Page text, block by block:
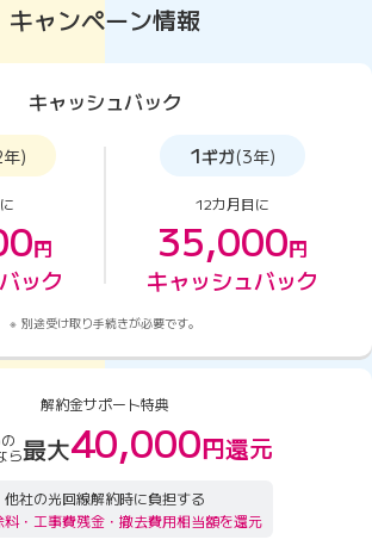
キャンペーン情報
キャッシュバック
)
円
ック
1ギガ(3年)
12カ月目に
35,000円
キャッシュバック
別途受け取り手続きが必要です。
解約金サポート特典
ら最大40,000円還元
他社の光回線解約時に負担する
料・工事費残金・撤去費用相当額を還元